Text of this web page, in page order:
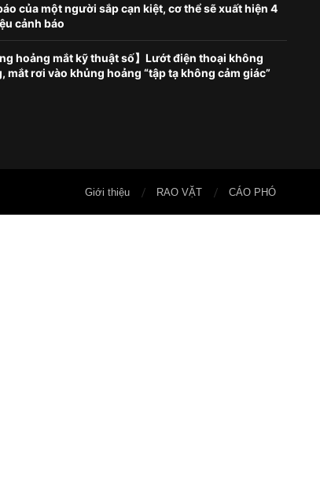
của một người sắp cạn kiệt, cơ thể sẽ xuất hiện 4
cảnh báo
hoảng mắt kỹ thuật số】Lướt điện thoại không
mắt rơi vào khủng hoảng “tập tạ không cảm giác”
Giới thiệu RAO VẶT CÁO PHÓ